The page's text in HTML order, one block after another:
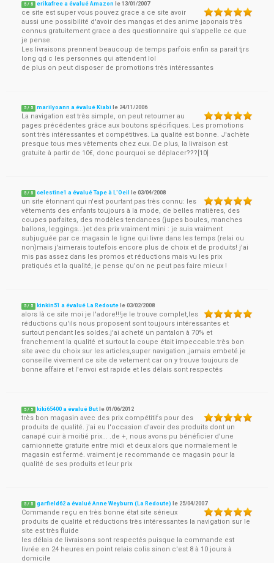
5 / 5 erikafree a évalué Amazon le13/01/2007
ce site est super vous pouvez grace a ce site avoir
aussi une possibilité d'avoir des mangas et des anime japonais très
connus gratuitement grace a des questionnaire qui s'appelle ce que
je pense.
Les livraisons prennent beaucoup de temps parfois enfin sa parait tjrs
long qd c les personnes qui attendent lol
de plus on peut disposer de promotions très intéressantes
5 / 5 marilyoann a évalué Kiabi le 24/11/2006
La navigation est très simple, on peut retourner au
pages précédentes grâce aux boutons spécifiques. Les promotions
sont très intéressantes et compétitives. La qualité est bonne. J'achète
presque tous mes vêtements chez eux. De plus, la livraison est
gratuite à partir de 10€, donc pourquoi se déplacer???[10]
5 / 5 celestine1 a évalué Tape à L'Oeil le03/04/2008
un site étonnant qui n'est pourtant pas très connu: les
vêtements des enfants toujours à la mode, de belles matières, des
coupes parfaites, des modèles tendances (jupes boules, manches
ballons, leggings...)et des prix vraiment mini : je suis vraiment
subjuguée par ce magasin le ligne qui livre dans les temps (relai ou
non)mais j'aimerais toutefois encore plus de choix et de produits! j'ai
mis pas assez dans les promos et réductions mais vu les prix
pratiqués et la qualité, je pense qu'on ne peut pas faire mieux !
5 / 5 kinkin51 a évalué La Redoute le03/02/2008
alors là ce site moi je l'adore!!!je le trouve complet,les
réductions qu'ils nous proposent sont toujours intéressantes et
surtout pendant les soldes.j'ai acheté un pantalon à 70% et
franchement la qualité et surtout la coupe était impeccable.très bon
site avec du choix sur les articles,super navigation ,jamais embeté.je
conseille vivement ce site de vetement car on y trouve toujours de
bonne affaire et l'envoi est rapide et les délais sont respectés
5 / 5 kiki65400 a évalué But le01/06/2012
très bon magasin avec des prix compétitifs pour des
produits de qualité. j'ai eu l'occasion d'avoir des produits dont un
canapé cuir à moitié prix... .de +, nous avons pu bénéficier d'une
camionnette gratuite entre midi et deux alors que normalement le
magasin est fermé. vraiment je recommande ce magasin pour la
qualité de ses produits et leur prix
5 / 5 garfield62 a évalué Anne Weyburn (La Redoute) le 25/04/2007
Commande reçu en très bonne état site sérieux
produits de qualité et réductions très intéressantes la navigation sur le
site est très fluide
les délais de livraisons sont respectés puisque la commande est
livrée en 24 heures en point relais colis sinon c'est 8 à 10 jours à
domicile